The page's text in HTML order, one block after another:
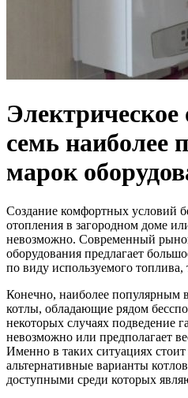
Электрическое
семь наиболее
марок
Создание комфортных условий
отопления в загородном доме
невозможно. Современный
оборудования предлагает
по виду используемого
Конечно, наиболее популярным
котлы, обладающие рядом
некоторых случаях подведение
невозможно или предполагает
Именно в таких ситуациях
альтернативные варианты
доступными среди которых